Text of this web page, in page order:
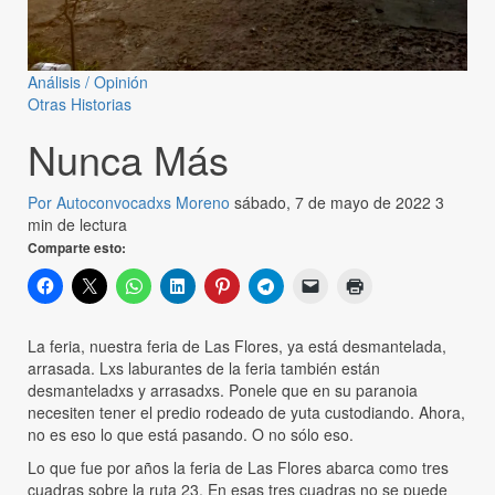
Análisis / Opinión
Otras Historias
Nunca Más
Por Autoconvocadxs Moreno sábado, 7 de mayo de 2022 3
min de lectura
Comparte esto:
La feria, nuestra feria de Las Flores, ya está desmantelada,
arrasada. Lxs laburantes de la feria también están
desmanteladxs y arrasadxs. Ponele que en su paranoia
necesiten tener el predio rodeado de yuta custodiando. Ahora,
no es eso lo que está pasando. O no sólo eso.
Lo que fue por años la feria de Las Flores abarca como tres
cuadras sobre la ruta 23. En esas tres cuadras no se puede